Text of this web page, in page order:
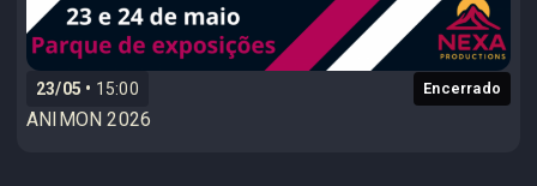
23/05 15:00 Encerrado
ANIMON 2026